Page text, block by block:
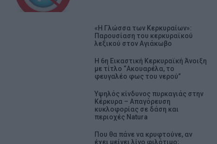
«Η Γλώσσα των Κερκυραίων»:
Παρουσίαση του κερκυραϊκού
λεξικού στον Αγιάκωβο
Η 6η Εικαστική Κερκυραϊκή Άνοιξη
με τίτλο “Ακουαρέλα, το
φευγαλέο φως του νερού”
Υψηλός κίνδυνος πυρκαγιάς στην
Κέρκυρα – Απαγόρευση
κυκλοφορίας σε δάση και
περιοχές Natura
Που θα πάνε να κρυφτούνε, αν
έχει μείνει λίγο φιλότιμο;